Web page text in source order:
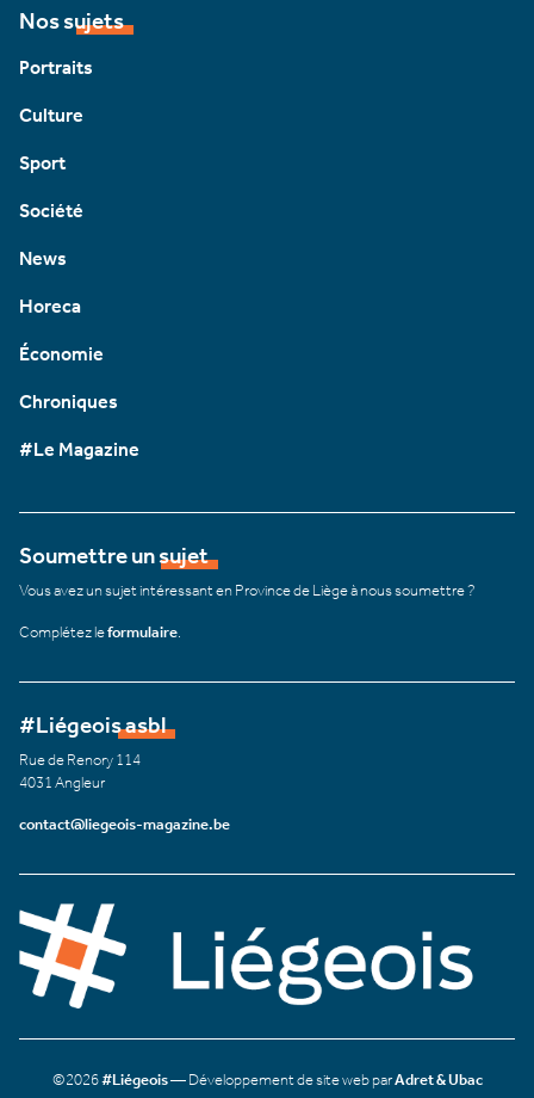
Nos sujets
Portraits
Culture
Sport
Société
News
Horeca
Économie
Chroniques
#Le Magazine
Soumettre un sujet
Vous avez un sujet intéressant en Province de Liège à nous soumettre ?
Complétez leformulaire
#Liégeois asbl
Rue de Renory 114
4031 Angleur
contact@liegeois-magazine.be
©2026#Liégeois— Développement de site web parAdret & Ubac